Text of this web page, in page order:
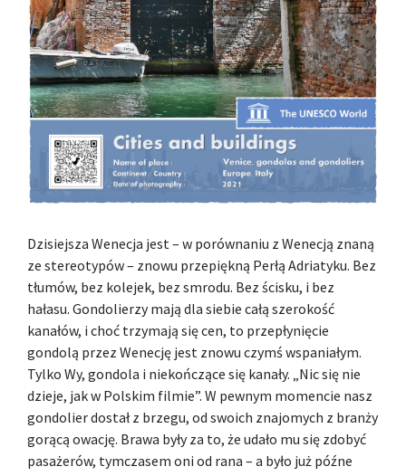
Dzisiejsza Wenecja jest – w porównaniu z Wenecją znaną
ze stereotypów – znowu przepiękną Perłą Adriatyku. Bez
tłumów, bez kolejek, bez smrodu. Bez ścisku, i bez
hałasu. Gondolierzy mają dla siebie całą szerokość
kanałów, i choć trzymają się cen, to przepłynięcie
gondolą przez Wenecję jest znowu czymś wspaniałym.
Tylko Wy, gondola i niekończące się kanały. „Nic się nie
dzieje, jak w Polskim filmie”. W pewnym momencie nasz
gondolier dostał z brzegu, od swoich znajomych z branży
gorącą owację. Brawa były za to, że udało mu się zdobyć
pasażerów, tymczasem oni od rana – a było już późne